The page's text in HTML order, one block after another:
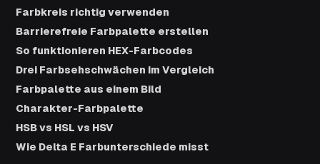
Farbkreis richtig verwenden
Barrierefreie Farbpalette erstellen
So funktionieren HEX-Farbcodes
Drei Farbsehschwächen im Vergleich
Farbpalette aus einem Bild
Charakter-Farbpalette
HSB vs HSL vs HSV
Wie Delta E Farbunterschiede misst